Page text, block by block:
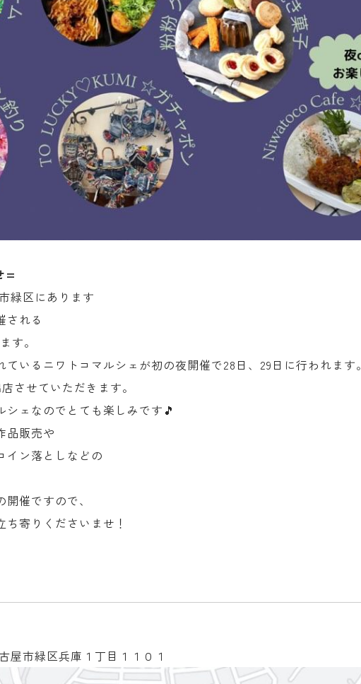
=
緑区にあります
される
す。
いるニワトコマルシェが初の夜開催で28日、29日に行われます。
させていただきます。
ェなのでとても楽しみです🎵
品販売や
イン落としなどの
催ですので、
寄りくださいませ！
屋市緑区兵庫１丁目１１０１